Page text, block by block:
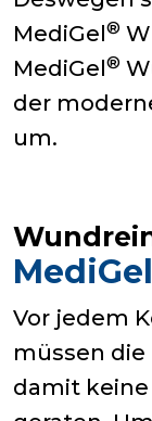
MediGel ®
MediGel ®
der
um.
MediGel
Vor jedem
müssen
damit